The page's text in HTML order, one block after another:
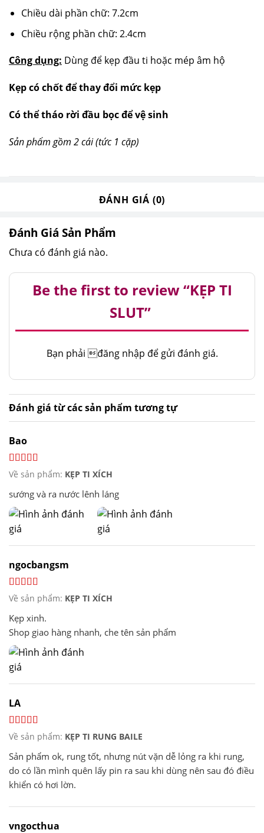
Chiều dài phần chữ: 7.2cm
Chiều rộng phần chữ: 2.4cm
Công dụng: Dùng để kẹp đầu ti hoặc mép âm hộ
Kẹp có chốt để thay đổi mức kẹp
Có thể tháo rời đầu bọc để vệ sinh
Sản phẩm gồm 2 cái (tức 1 cặp)
ĐÁNH GIÁ (0)
Đánh Giá Sản Phẩm
Chưa có đánh giá nào.
Be the first to review “KẸP TI
SLUT”
Bạn phải đăng nhập để gửi đánh giá.
Đánh giá từ các sản phẩm tương tự
Bao
Về sản phẩm: KẸP TI XÍCH
sướng và ra nước lênh láng
ngocbangsm
Về sản phẩm: KẸP TI XÍCH
Kẹp xinh.
Shop giao hàng nhanh, che tên sản phẩm
LA
Về sản phẩm: KẸP TI RUNG BAILE
Sản phẩm ok, rung tốt, nhưng nút vặn dễ lỏng ra khi rung,
do có lần mình quên lấy pin ra sau khi dùng nên sau đó điều
khiển có hơi lờn.
vngocthua